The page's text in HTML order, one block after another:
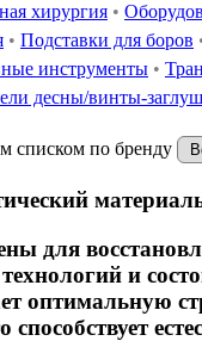
хирургия •
• Подставки для боров
инструменты •
десны/винты-
списком по бренду
для
и
оптимальную
способствует